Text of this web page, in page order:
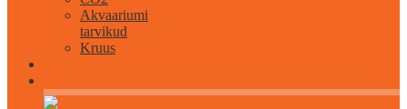
Akvaariumi
tarvikud
Kruus